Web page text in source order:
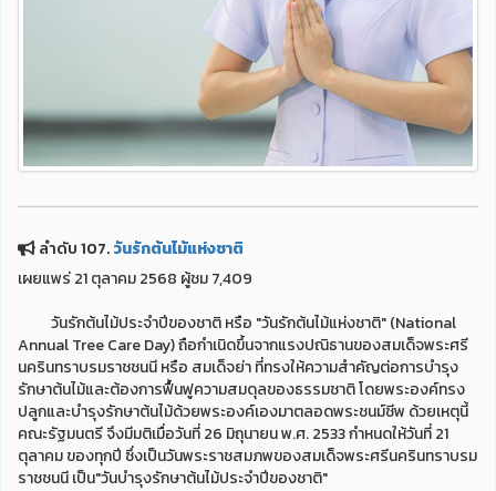
ลำดับ 107.วันรักต้นไม้แห่งชาติ
เผยแพร่ 21 ตุลาคม 2568 ผู้ชม 7,409
วันรักต้นไม้ประจำปีของชาติ หรือ "วันรักต้นไม้แห่งชาติ" (National
Annual Tree Care Day) ถือกำเนิดขึ้นจากแรงปณิธานของสมเด็จพระศรี
นครินทราบรมราชชนนี หรือ สมเด็จย่า ที่ทรงให้ความสำคัญต่อการบำรุง
รักษาต้นไม้และต้องการฟื้นฟูความสมดุลของธรรมชาติ โดยพระองค์ทรง
ปลูกและบำรุงรักษาต้นไม้ด้วยพระองค์เองมาตลอดพระชนม์ชีพ ด้วยเหตุนี้
คณะรัฐมนตรี จึงมีมติเมื่อวันที่ 26 มิถุนายน พ.ศ. 2533 กำหนดให้วันที่ 21
ตุลาคม ของทุกปี ซึ่งเป็นวันพระราชสมภพของสมเด็จพระศรีนครินทราบรม
ราชชนนี เป็น"วันบำรุงรักษาต้นไม้ประจำปีของชาติ"